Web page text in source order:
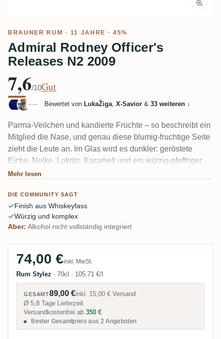
BRAUNER RUM · 11 JAHRE · 45%
Admiral Rodney Officer's
Releases N2 2009
7,6/10Gut
Bewertet von LukaŽiga, X-Savior & 33 weiteren ↓
Parma-Veilchen und kandierte Früchte – so beschreibt ein
Mitglied die Nase, und genau diese blumig-fruchtige Seite
zieht die Leute an. Im Glas wird es dunkler: geröstete
Eiche, Nelke, Lakritz, Karamell und ein würzig-pfeffriger
Biss, mit einem Finish aus irischem Whiskeyfass, das
Einige Verkoster wünschen sich, dass der 45% Alkohol
weicher sitzt.
Mehr lesen
DIE COMMUNITY SAGT
Finish aus Whiskeyfass
Würzig und komplex
Aber: Alkohol nicht vollständig integriert
74,00 €inkl. MwSt.
Rum Stylez · 70cl · 105,71 €/l
GESAMT89,00 €inkl. 15,00 € Versand
Ø 5,8 Tage Lieferzeit
Versandkostenfrei ab 350 €
Bester Gesamtpreis aus 2 Angeboten